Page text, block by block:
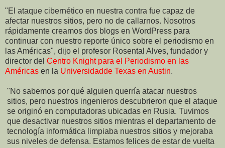
"El ataque cibernético en nuestra contra fue capaz de
afectar nuestros sitios, pero no de callarnos. Nosotros
rápidamente creamos dos blogs en WordPress para
continuar con nuestro reporte único sobre el periodismo en
las Américas", dijo el profesor Rosental Alves, fundador y
director del Centro Knight para el Periodismo en las
Américas en la Universidadde Texas en Austin.
"No sabemos por qué alguien querría atacar nuestros
sitios, pero nuestros ingenieros descubrieron que el ataque
se originó en computadoras ubicadas en Rusia. Tuvimos
que desactivar nuestros sitios mientras el departamento de
tecnología informática limpiaba nuestros sitios y mejoraba
sus niveles de defensa. Estamos felices de estar de vuelta